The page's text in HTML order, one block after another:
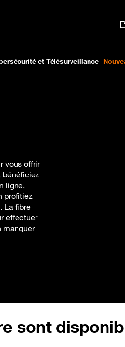
vous offrir
bénéficiez
ligne,
profitiez
La fibre
effectuer
manquer
sont